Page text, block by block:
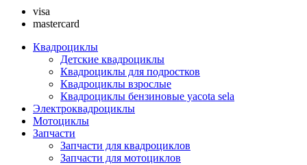
visa
mastercard
Квадроциклы
Детские квадроциклы
Квадроциклы для подростков
Квадроциклы взрослые
Квадроциклы бензиновые yacota sela
Электроквадроциклы
Мотоциклы
Запчасти
Запчасти для квадроциклов
Запчасти для мотоциклов